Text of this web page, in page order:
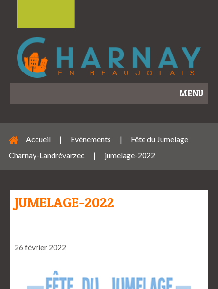
MENU
Accueil | Evènements |
Fête du Jumelage
Charnay-Landrévarzec
| jumelage-2022
JUMELAGE-2022
26 février 2022